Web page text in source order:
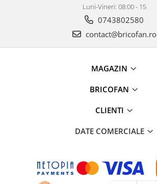
Aparate de spalat cu presiune si
Articole si accesorii pentru baie
Baterii electrice
Baterii lavoar
Luni-Vineri: 08:00 - 15
0743802580
contact@bricofan.ro
MAGAZIN
BRICOFAN
CLIENTI
DATE COMERCIALE